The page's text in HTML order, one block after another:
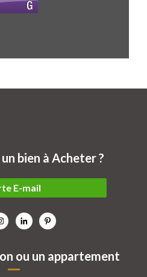
ou un appartement
bien à Acheter ?
E-mail